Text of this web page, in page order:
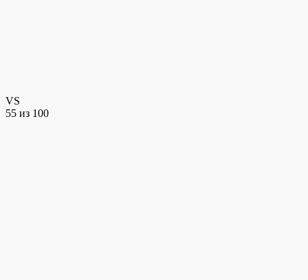
VS
55 из 100